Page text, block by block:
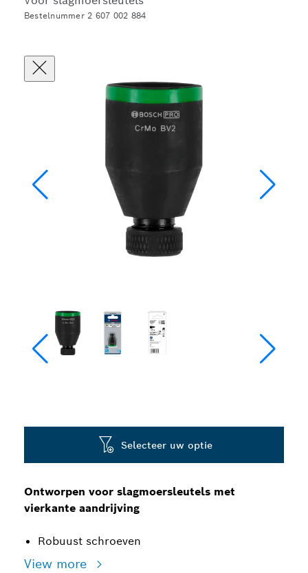
Bestelnummer 2 607 002 884
Ontworpen voor slagmoersleutels met
vierkante aandrijving
Robuust schroeven
View more
Selecteer uw optie